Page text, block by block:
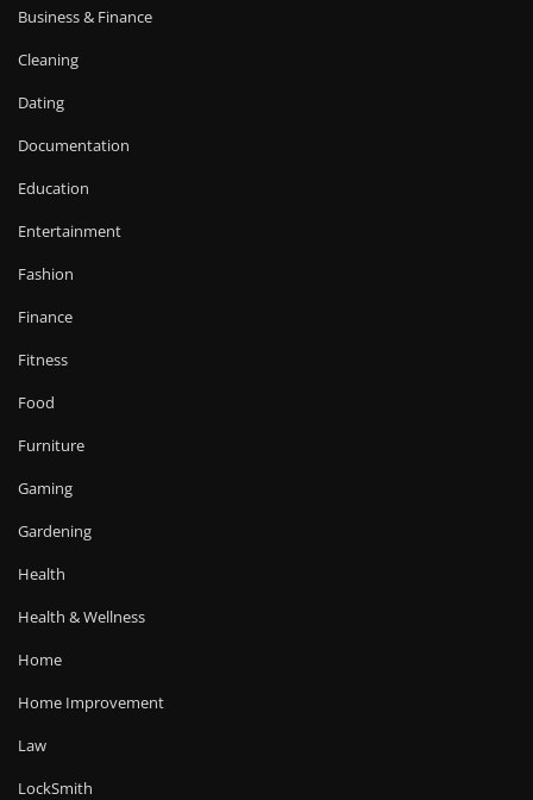
Business & Finance
Cleaning
Dating
Documentation
Education
Entertainment
Fashion
Finance
Fitness
Food
Furniture
Gaming
Gardening
Health
Health & Wellness
Home
Home Improvement
Law
LockSmith